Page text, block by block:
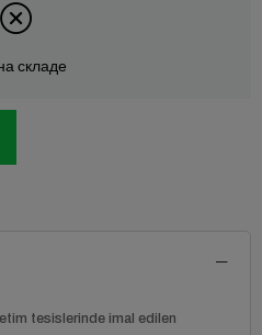
складе
tesislerinde imal edilen